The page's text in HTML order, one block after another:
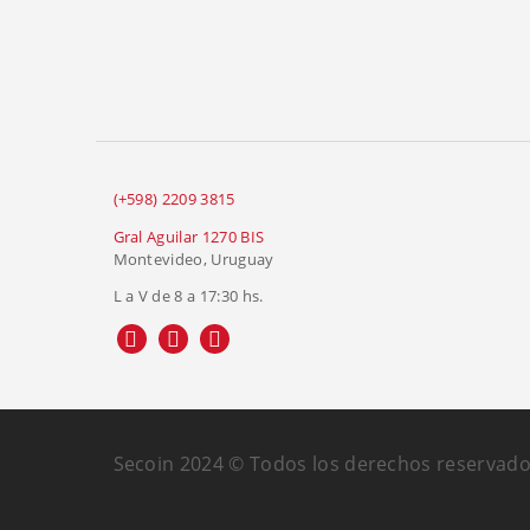
(+598) 2209 3815
Gral Aguilar 1270 BIS
Montevideo, Uruguay
L a V de 8 a 17:30 hs.
Secoin 2024 © Todos los derechos